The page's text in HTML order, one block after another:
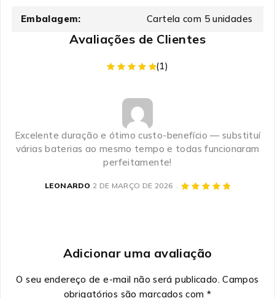
Embalagem: Cartela com 5 unidades
Avaliações de Clientes
(1)
LEONARDO 2 DE MARÇO DE 2026
Excelente duração e ótimo custo-benefício — substituí
várias baterias ao mesmo tempo e todas funcionaram
perfeitamente!
Adicionar uma avaliação
O seu endereço de e-mail não será publicado. Campos
obrigatórios são marcados com *